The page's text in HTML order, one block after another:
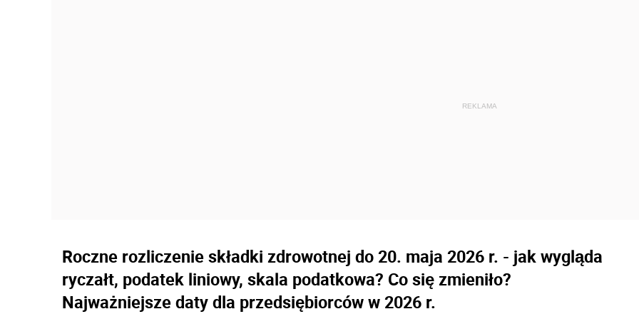
Roczne rozliczenie składki zdrowotnej do 20. maja 2026 r. - jak wygląda
ryczałt, podatek liniowy, skala podatkowa? Co się zmieniło?
Najważniejsze daty dla przedsiębiorców w 2026 r.